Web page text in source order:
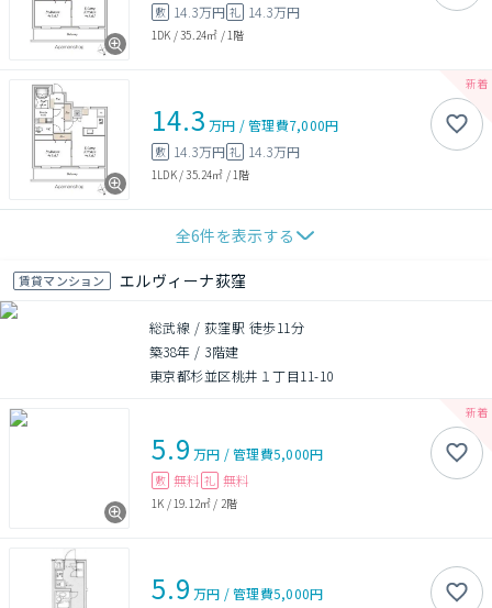
敷 14.3万円 礼 14.3万円
1DK /35.24㎡ / 1階
14.3 万円 /管理費7,000円
敷 14.3万円 礼 14.3万円
1LDK/35.24㎡ / 1階
全6件を表示する
賃貸マンション エルヴィーナ荻窪
総武線 / 荻窪駅 徒歩11分
築38年 / 3階建
東京都杉並区桃井１丁目11-10
5.9 万円 /管理費5,000円
敷 無料 礼 無料
1K / 19.12㎡ / 2階
5.9 万円 /管理費5,000円